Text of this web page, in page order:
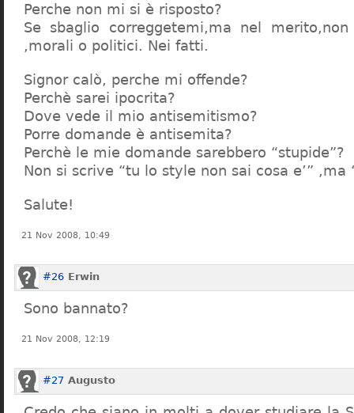
Perche non mi si è risposto?
Se sbaglio correggetemi,ma nel
,morali o politici. Nei fatti.
Signor calò, perche mi offende?
Perchè sarei ipocrita?
Dove vede il mio antisemitismo?
Porre domande è antisemita?
Perchè le mie domande sarebbero “stupide”?
Non si scrive “tu lo style non sai cosa e’” ,ma
Salute!
21 Nov 2008, 10:49
#26 Erwin
Sono bannato?
21 Nov 2008, 12:19
#27 Augusto